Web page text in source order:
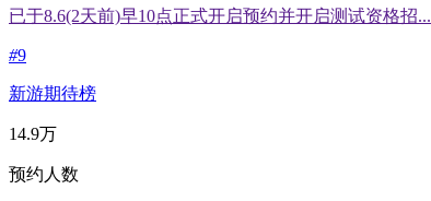
已于8.6(2天前)早10点正式开启预约并开启测试资格招...
#9
新游期待榜
14.9万
预约人数